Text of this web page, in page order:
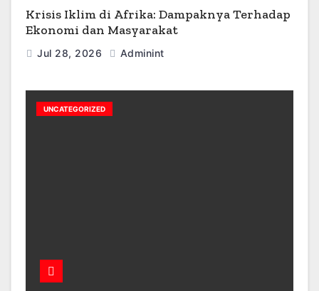
Krisis Iklim di Afrika: Dampaknya Terhadap
Ekonomi dan Masyarakat
Jul 28, 2026 Adminint
UNCATEGORIZED